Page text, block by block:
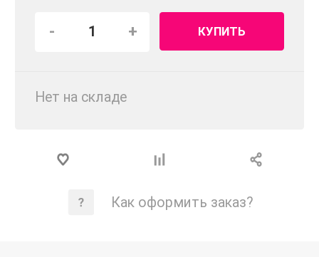
- + КУПИТЬ
Нет на складе
Как оформить заказ?